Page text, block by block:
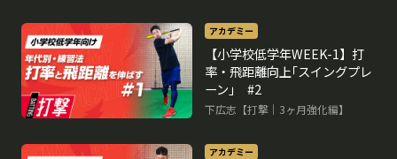
アカデミー
【小学校低学年WEEK-1】打
率・飛距離向上｢スイングプレ
ーン｣ #2
下広志【打撃｜3ヶ月強化編】
アカデミー